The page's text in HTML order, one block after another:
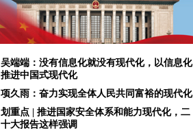
吴端端：没有信息化就没有现代化，以信息化
推进中国式现代化
项久雨：奋力实现全体人民共同富裕的现代化
划重点 | 推进国家安全体系和能力现代化，二
十大报告这样强调